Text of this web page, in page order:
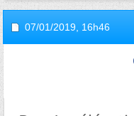
07/01/2019, 16h46